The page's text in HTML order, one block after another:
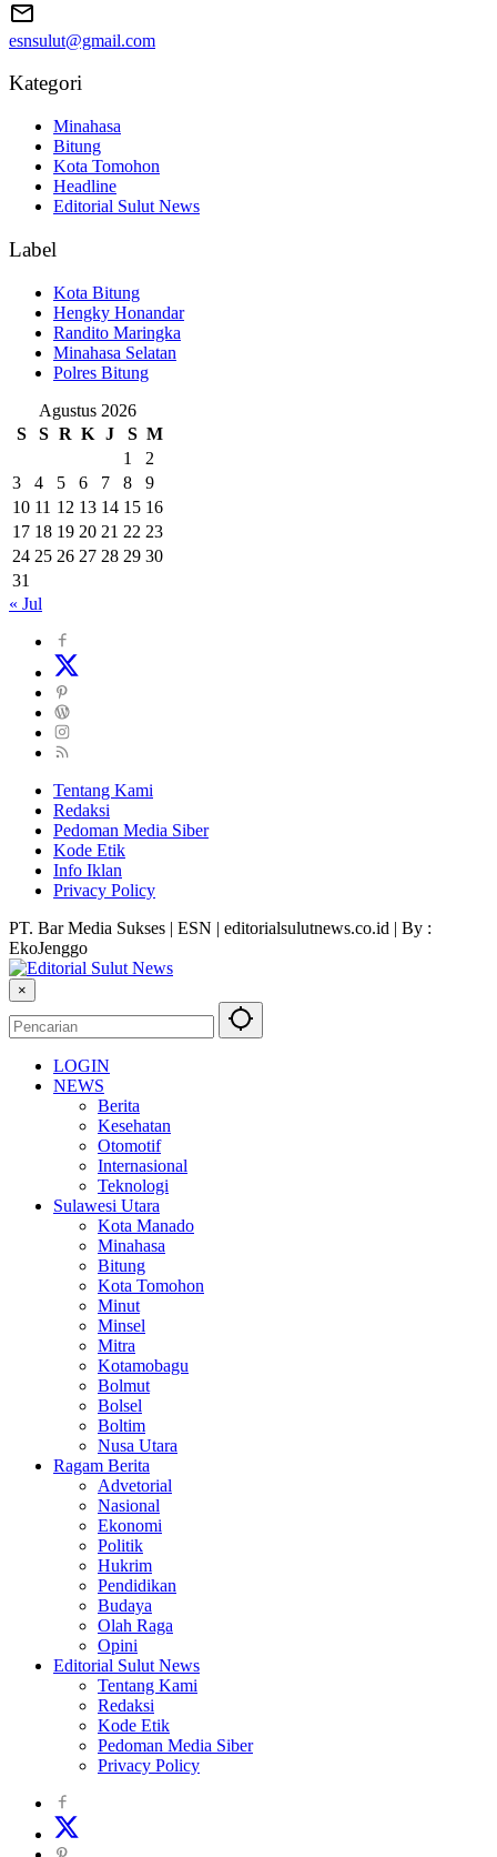
esnsulut@gmail.com
Kategori
Minahasa
Bitung
Kota Tomohon
Headline
Editorial Sulut News
Label
Kota Bitung
Hengky Honandar
Randito Maringka
Minahasa Selatan
Polres Bitung
Agustus 2026
S
S R K J S M
1
2
3
4 5 6 7 8
9
10 11 12 13 14 15 16
17 18 19 20 21 22 23
24 25 26 27 28 29 30
31
« Jul
Tentang Kami
Redaksi
Pedoman Media Siber
Kode Etik
Info Iklan
Privacy Policy
PT. Bar Media Sukses | ESN | editorialsulutnews.co.id | By :
EkoJenggo
×
LOGIN
NEWS
Berita
Kesehatan
Otomotif
Internasional
Teknologi
Sulawesi Utara
Kota Manado
Minahasa
Bitung
Kota Tomohon
Minut
Minsel
Mitra
Kotamobagu
Bolmut
Bolsel
Boltim
Nusa Utara
Ragam Berita
Advetorial
Nasional
Ekonomi
Politik
Hukrim
Pendidikan
Budaya
Olah Raga
Opini
Editorial Sulut News
Tentang Kami
Redaksi
Kode Etik
Pedoman Media Siber
Privacy Policy